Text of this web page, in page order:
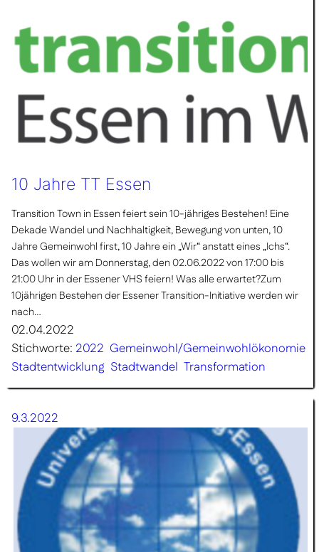
10 Jahre TT Essen
Transition Town in Essen feiert sein 10-jähriges Bestehen! Eine
Dekade Wandel und Nachhaltigkeit, Bewegung von unten, 10
Jahre Gemeinwohl first, 10 Jahre ein „Wir“ anstatt eines „Ichs“.
Das wollen wir am Donnerstag, den 02.06.2022 von 17:00 bis
21:00 Uhr in der Essener VHS feiern! Was alle erwartet?Zum
10jährigen Bestehen der Essener Transition-Initiative werden wir
nach…
02.04.2022
Stichworte: 2022 Gemeinwohl/Gemeinwohlökonomie
Stadtentwicklung Stadtwandel Transformation
9.3.2022